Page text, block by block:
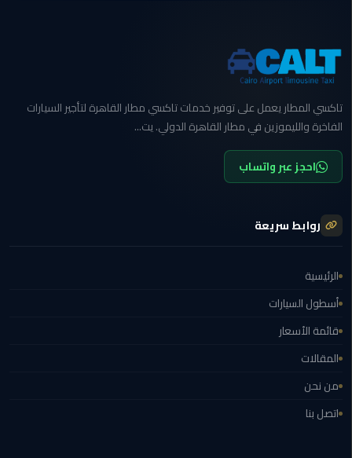
بلطيم
ليموزين
بورسعيد
الشرقية
بنها
العبور
ليموزين
6
اكتوبر
الخط
الساخن
تاكسي المطار يعمل على توفير خدمات تاكسي مطار القاهرة لتأجير السيارات
الفاخرة والليموزين في مطار القاهرة الدولي. يت...
احجز عبر واتساب
روابط سريعة
الرئيسية
أسطول السيارات
قائمة الأسعار
المقالات
من نحن
اتصل بنا